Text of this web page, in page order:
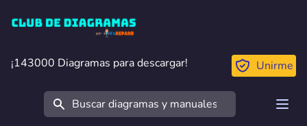
Club de Diagramas
¡143000 Diagramas para descargar!
¡143000 Diagramas para descargar! Unirme
Buscar